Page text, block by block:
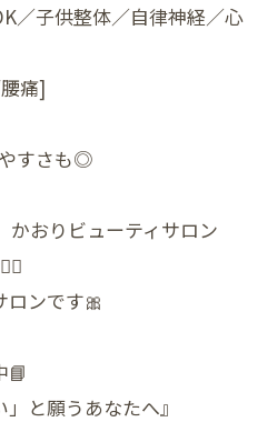
／子供整体／自律神経／心
痛]
すさも◎
かおりビューティサロン
ロンです🎀
📘
と願うあなたへ』